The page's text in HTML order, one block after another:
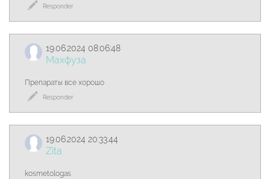
Responder
19.06.2024 08:06:48
Махфуза
Препараты все хорошо
Responder
19.06.2024 20:33:44
Zita
kosmetologas